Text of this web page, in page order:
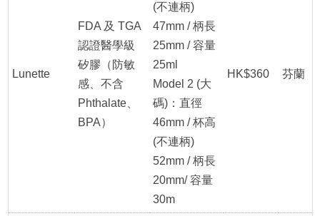
Lunette
FDA 及 TGA
認證醫學級
矽膠（防敏
感、不含
Phthalate、
BPA）
(不連柄)
47mm / 柄長
25mm / 容量
25ml
Model 2 (大
碼)：直徑
46mm / 杯高
(不連柄)
52mm / 柄長
20mm/ 容量
30m
HK$360 芬蘭